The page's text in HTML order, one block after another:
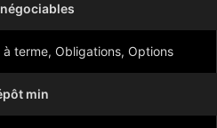
terme, Obligations, Options
min